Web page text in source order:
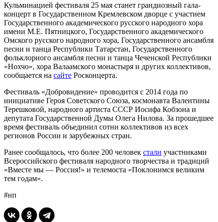
Кульминацией фестиваля 25 мая станет грандиозный гала-
концерт в Государственном Кремлевском дворце с участием
Государственного академического русского народного хора
имени М.Е. Пятницкого, Государственного академического
Омского русского народного хора, Государственного ансамбля
песни и танца Республики Татарстан, Государственного
фольклорного ансамбля песни и танца Чеченской Республики
«Нохчо», хора Валаамского монастыря и других коллективов,
сообщается на сайте Росконцерта.
Фестиваль «Добровидение» проводится с 2014 года по
инициативе Героя Советского Союза, космонавта Валентины
Терешковой, народного артиста СССР Иосифа Кобзона и
депутата Государственной Думы Олега Нилова. За прошедшее
время фестиваль объединил сотни коллективов из всех
регионов России и зарубежных стран.
Ранее сообщалось, что более 200 человек стали участниками
Всероссийского фестиваля народного творчества и традиций
«Вместе мы — Россия!» и телемоста «Поклонимся великим
тем годам».
#нп